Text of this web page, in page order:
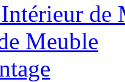
de
Meuble